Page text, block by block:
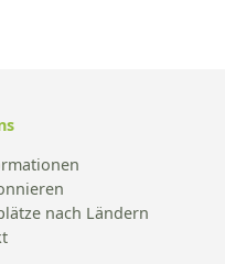
nach Ländern